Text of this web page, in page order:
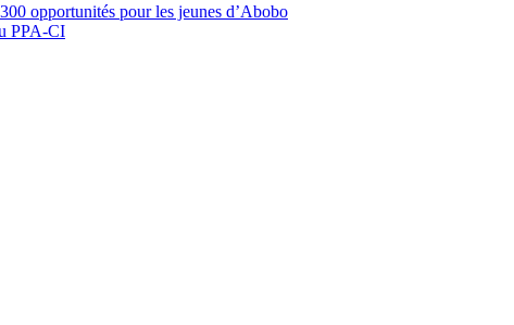
opportunités pour les jeunes d’Abobo
PPA-CI